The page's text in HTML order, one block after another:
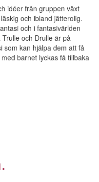
idéer från gruppen växt
och ibland jätterolig.
och i fantasivärlden
och Drulle är på
som kan hjälpa dem att få
barnet lyckas få tillbaka